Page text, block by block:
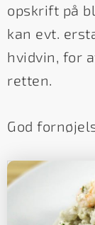
opskrift på
kan evt.
hvidvin, for
retten.
God